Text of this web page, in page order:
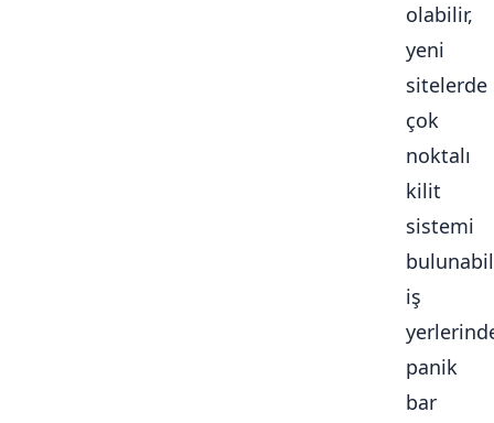
olabilir,
yeni
sitelerde
çok
noktalı
kilit
sistemi
iş
panik
bar